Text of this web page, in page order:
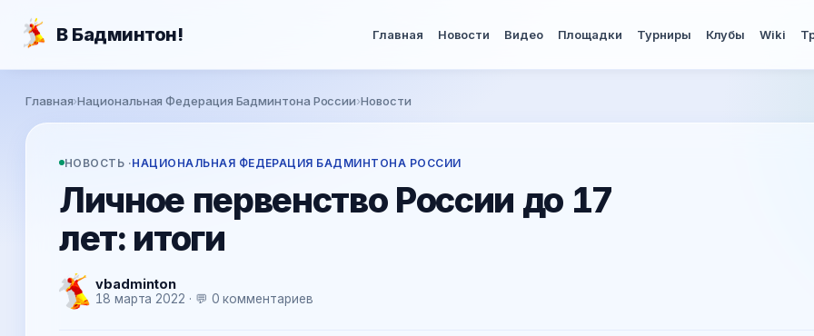
В Бадминтон! Главная Новости Видео Площадки Турниры Клубы Wiki
Вы здесь
Главная›Национальная Федерация Бадминтона России›Новости
НОВОСТЬ ·НАЦИОНАЛЬНАЯ ФЕДЕРАЦИЯ БАДМИНТОНА РОССИИ
Личное первенство России до 17
лет: итоги
vbadminton
18 марта 2022 · 💬 0 комментариев